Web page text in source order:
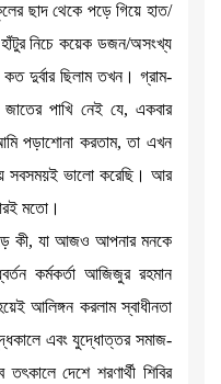
ছাদ থেকে পড়ে গিয়ে হাত/
হাঁটুর নিচে কয়েক ডজন/অসংখ্য
দুর্বার ছিলাম তখন। গ্রাম-
পাখি নেই যে, একবার
পড়াশোনা করতাম, তা এখন
সবসময়ই ভালো করেছি। আর
মতো।
কী, যা আজও আপনার মনকে
কর্মকর্তা আজিজুর রহমান
আলিঙ্গন করলাম স্বাধীনতা
এবং যুদ্ধোত্তর সমাজ-
দেশে শরণার্থী শিবির